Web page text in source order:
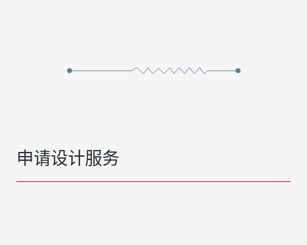
申请设计服务